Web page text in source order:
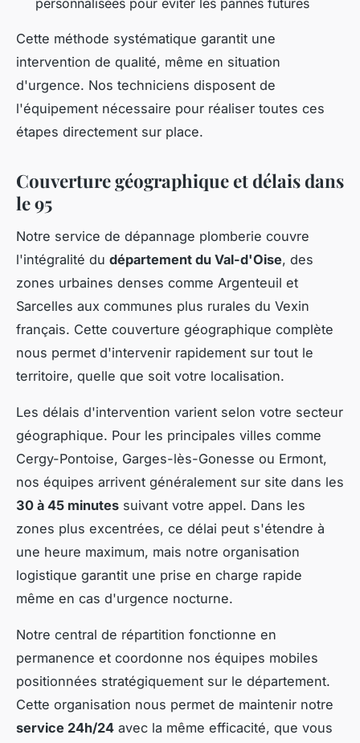
personnalisées pour éviter les pannes futures
Cette méthode systématique garantit une
intervention de qualité, même en situation
d'urgence. Nos techniciens disposent de
l'équipement nécessaire pour réaliser toutes ces
étapes directement sur place.
Couverture géographique et délais dans
le 95
Notre service de dépannage plomberie couvre
l'intégralité du département du Val-d'Oise, des
zones urbaines denses comme Argenteuil et
Sarcelles aux communes plus rurales du Vexin
français. Cette couverture géographique complète
nous permet d'intervenir rapidement sur tout le
territoire, quelle que soit votre localisation.
Les délais d'intervention varient selon votre secteur
géographique. Pour les principales villes comme
Cergy-Pontoise, Garges-lès-Gonesse ou Ermont,
nos équipes arrivent généralement sur site dans les
30 à 45 minutes suivant votre appel. Dans les
zones plus excentrées, ce délai peut s'étendre à
une heure maximum, mais notre organisation
logistique garantit une prise en charge rapide
même en cas d'urgence nocturne.
Notre central de répartition fonctionne en
permanence et coordonne nos équipes mobiles
positionnées stratégiquement sur le département.
Cette organisation nous permet de maintenir notre
service 24h/24 avec la même efficacité, que vous